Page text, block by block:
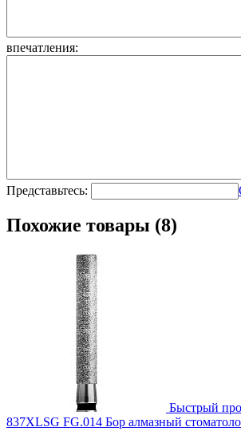
впечатления:
Представьтесь:
Похожие товары (8)
Быстрый
837XLSG FG.014 Бор алмазный